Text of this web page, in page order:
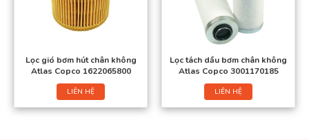
Lọc gió bơm hút chân không
Atlas Copco 1622065800
LIÊN HỆ
Lọc tách dầu bơm chân không
Atlas Copco 3001170185
LIÊN HỆ